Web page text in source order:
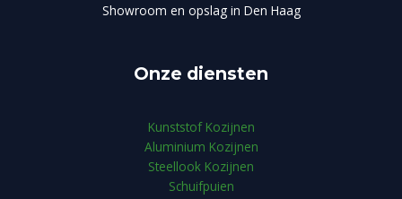
Showroom en opslag in Den Haag
Onze diensten
Kunststof Kozijnen
Aluminium Kozijnen
Steellook Kozijnen
Schuifpuien